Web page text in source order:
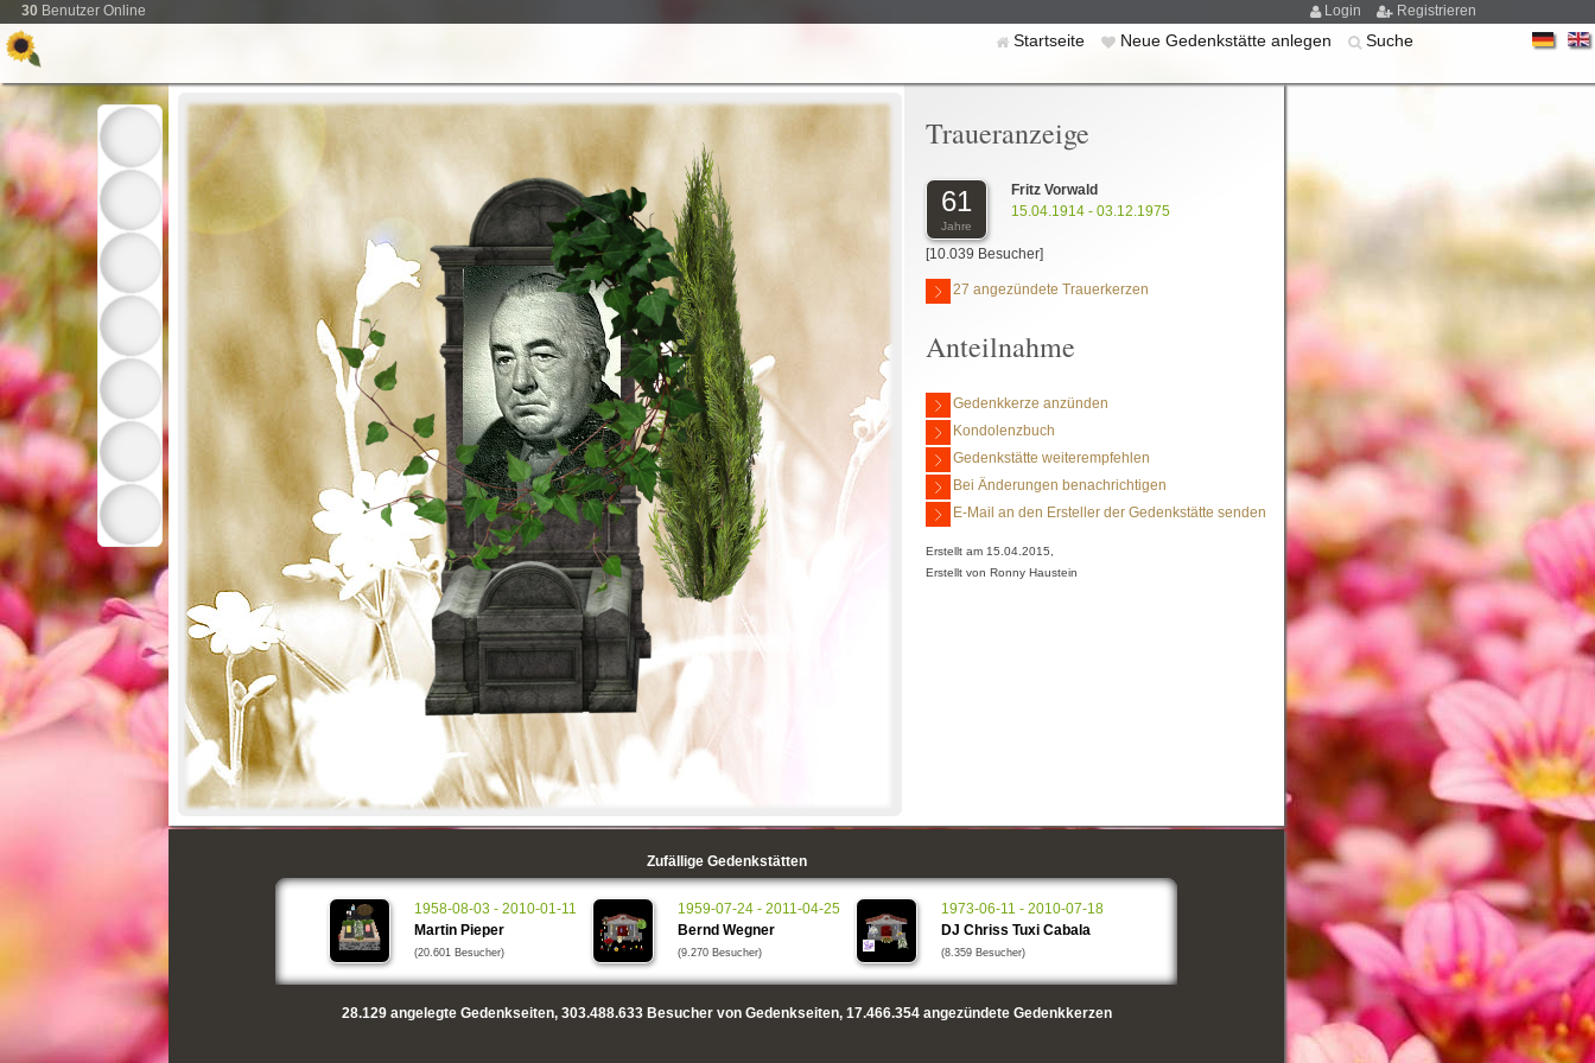
30 Benutzer Online Login Registrieren
Startseite Neue Gedenkstätte anlegen Suche
Traueranzeige
61
Jahre
Fritz Vorwald
15.04.1914 - 03.12.1975
[10.039 Besucher]
27 angezündete Trauerkerzen
Anteilnahme
Gedenkkerze anzünden
Kondolenzbuch
Gedenkstätte weiterempfehlen
Bei Änderungen benachrichtigen
E-Mail an den Ersteller der Gedenkstätte senden
Erstellt am 15.04.2015,
Erstellt von Ronny Haustein
Zufällige Gedenkstätten
1958-08-03 - 2010-01-11
Martin Pieper
(20.601 Besucher)
1959-07-24 - 2011-04-25
Bernd Wegner
(9.270 Besucher)
1973-06-11 - 2010-07-18
DJ Chriss Tuxi Cabala
(8.359 Besucher)
28.129angelegte Gedenkseiten, 303.488.633Besucher von Gedenkseiten, 17.466.354angezündete Gedenkkerzen